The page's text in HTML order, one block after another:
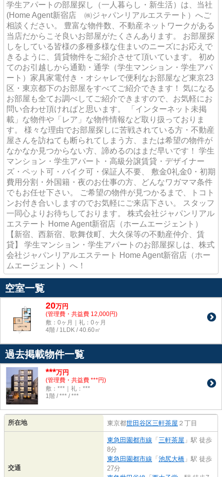
学生アパートの部屋探し（一人暮らし・新生活）は、当社
(Home Agent新宿店 ㈱ジャパンリアルエステート）へご
相談ください。 豊富な物件数、不動産ネットワークがある
当店だからこそ良いお部屋がたくさんあります。 お部屋探
しをしている皆様の多種多様な住まいのニーズにお応えで
きるように、賃貸物件をご紹介させて頂いています。 初め
てのお引越しから通勤・通学（学生マンション・学生アパ
ート）家具家電付き・オシャレで便利なお部屋など東京23
区・東京都下のお部屋をすべてご紹介できます！ 気になる
お部屋も全てお調べしてご紹介できますので、お気軽にお
問い合わせ頂ければと思います。 「インターネット未掲
載」な物件や「レア」な物件情報など取り扱っておりま
す。 様々な理由でお部屋探しに苦戦されている方・不動産
屋さんを訪ねても断られてしまう方、または希望の物件が
なかなか見つからない方、諦めるのはまだ早いです！ 学生
マンション・学生アパート・高級分譲賃貸・デザイナー
ズ・ペット可・バイク可・保証人不要、 敷金0礼金0・初期
費用分割・外国籍・夜のお仕事の方、どんなワガママ条件
でもお任せ下さい。 ご希望の物件が見つかるまで、トコト
ンお付き合いしますのでお気軽にご来店下さい。 スタッフ
一同心よりお待ちしております。 株式会社ジャパンリアル
エステート Home Agent新宿店（ホームエージェント）
【新宿、西新宿、歌舞伎町、大久保等の不動産仲介、賃
貸】 学生マンション・学生アパートのお部屋探しは、株式
会社ジャパンリアルエステート Home Agent新宿店（ホー
ムエージェント）へ！
空室一覧
20万円
(管理費・共益費 12,000円)
敷：0ヶ月｜礼：0ヶ月
4階 / 1LDK / 40.60㎡
過去掲載物件一覧
***万円
(管理費・共益費 ***円)
敷：***｜礼：***
1階 / *** / ***
所在地 東京都世田谷区三軒茶屋 ２丁目
交通
東急田園都市線 「 三軒茶屋 」駅 徒歩
8分
東急田園都市線 「 池尻大橋 」駅 徒歩
27分